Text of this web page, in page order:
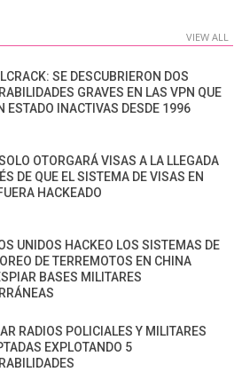
VIEW ALL
SE DESCUBRIERON DOS
GRAVES EN LAS VPN QUE
ESTADO INACTIVAS DESDE 1996
OTORGARÁ VISAS A LA LLEGADA
DE QUE EL SISTEMA DE VISAS EN
HACKEADO
UNIDOS HACKEO LOS SISTEMAS DE
DE TERREMOTOS EN CHINA
BASES MILITARES
RADIOS POLICIALES Y MILITARES
EXPLOTANDO 5